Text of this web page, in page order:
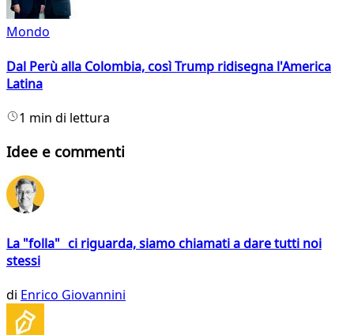
Mondo
Dal Perù alla Colombia, così Trump ridisegna l'America
Latina
1 min di lettura
Idee e commenti
La "folla" ci riguarda, siamo chiamati a dare tutti noi
stessi
di Enrico Giovannini